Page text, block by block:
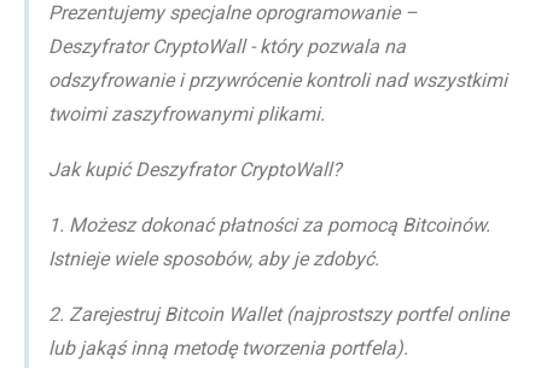
Prezentujemy specjalne oprogramowanie –
Deszyfrator CryptoWall - który pozwala na
odszyfrowanie i przywrócenie kontroli nad wszystkimi
twoimi zaszyfrowanymi plikami.
Jak kupić Deszyfrator CryptoWall?
1. Możesz dokonać płatności za pomocą Bitcoinów.
Istnieje wiele sposobów, aby je zdobyć.
2. Zarejestruj Bitcoin Wallet (najprostszy portfel online
lub jakąś inną metodę tworzenia portfela).